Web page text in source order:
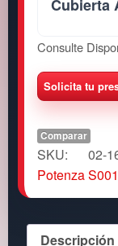
Cubierta
Consulte
Comparar
SKU: 02-
Potenza S001
Descripción